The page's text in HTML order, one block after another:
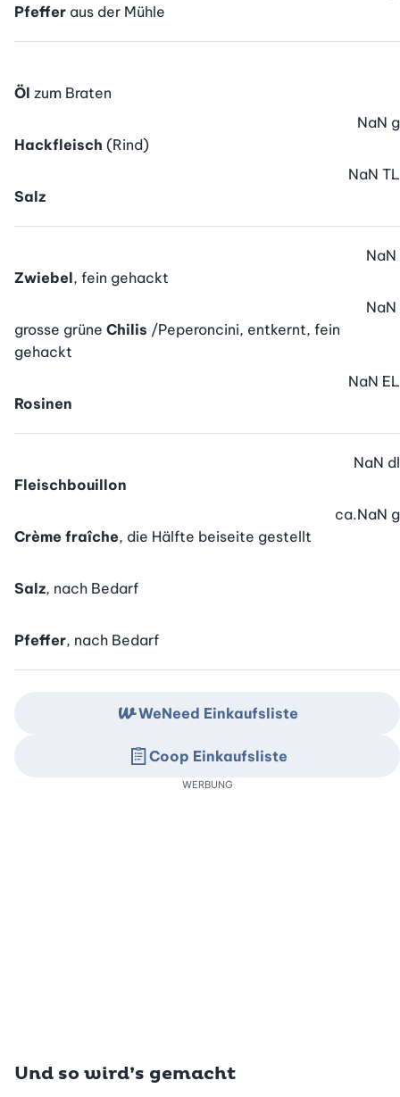
Pfeffer aus der Mühle
Öl zum Braten
Hackfleisch (Rind)
NaN g
Salz
NaN TL
Zwiebel, fein gehackt
NaN
grosse grüne Chilis /Peperoncini, entkernt, fein
gehackt
NaN
Rosinen
NaN EL
Fleischbouillon
NaN dl
Crème fraîche, die Hälfte beiseite gestellt
ca.NaN g
Salz, nach Bedarf
Pfeffer, nach Bedarf
Und so wird’s gemacht
WeNeed Einkaufsliste
Coop Einkaufsliste
WERBUNG